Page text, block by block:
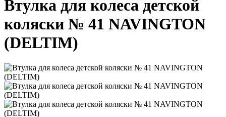
Втулка для колеса детской
коляски № 41 NAVINGTON
(DELTIM)